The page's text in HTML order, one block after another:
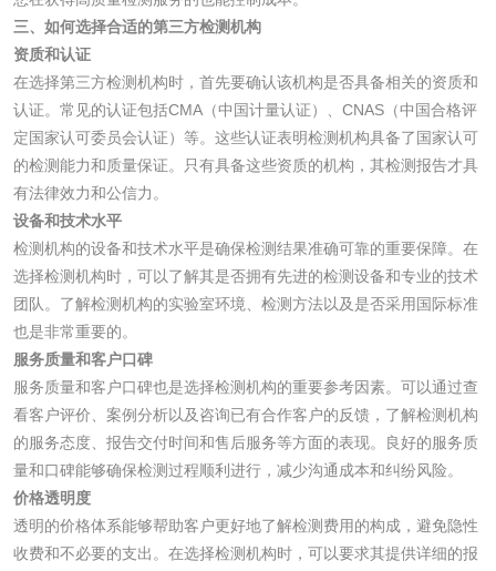
三、如何选择合适的第三方检测机构
资质和认证
在选择第三方检测机构时，首先要确认该机构是否具备相关的资质和
认证。常见的认证包括CMA（中国计量认证）、CNAS（中国合格评
定国家认可委员会认证）等。这些认证表明检测机构具备了国家认可
的检测能力和质量保证。只有具备这些资质的机构，其检测报告才具
有法律效力和公信力。
设备和技术水平
检测机构的设备和技术水平是确保检测结果准确可靠的重要保障。在
选择检测机构时，可以了解其是否拥有先进的检测设备和专业的技术
团队。了解检测机构的实验室环境、检测方法以及是否采用国际标准
也是非常重要的。
服务质量和客户口碑
服务质量和客户口碑也是选择检测机构的重要参考因素。可以通过查
看客户评价、案例分析以及咨询已有合作客户的反馈，了解检测机构
的服务态度、报告交付时间和售后服务等方面的表现。良好的服务质
量和口碑能够确保检测过程顺利进行，减少沟通成本和纠纷风险。
价格透明度
透明的价格体系能够帮助客户更好地了解检测费用的构成，避免隐性
收费和不必要的支出。在选择检测机构时，可以要求其提供详细的报
食品接触
食品包装材料检测 餐具检测
复合膜、袋检测
食品蒸煮复合膜、
袋检测
学生用品检测 文具检测